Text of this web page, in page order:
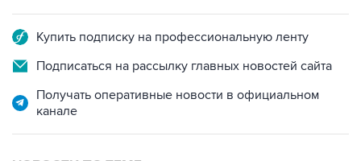
Купить подписку на профессиональную ленту
Подписаться на рассылку главных новостей сайта
Получать оперативные новости в официальном
канале